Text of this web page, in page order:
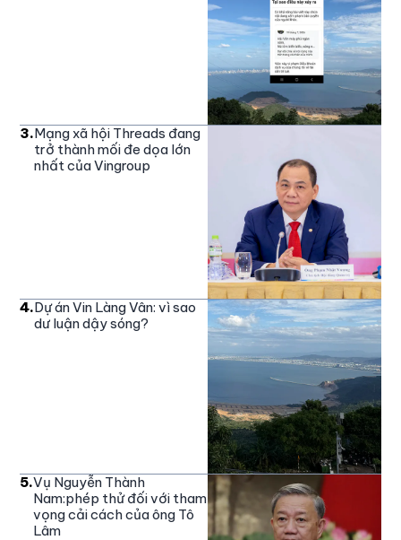
3.Mạng xã hội Threads đang
trở thành mối đe dọa lớn
nhất của Vingroup
4.Dự án Vin Làng Vân: vì sao
dư luận dậy sóng?
5.Vụ Nguyễn Thành
Nam:phép thử đối với tham
vọng cải cách của ông Tô
Lâm